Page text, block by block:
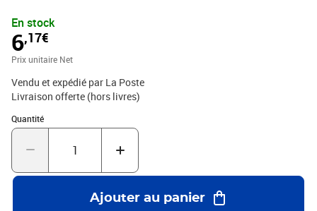
En stock
6,17€
Prix unitaire Net
Vendu et expédié par La Poste
Livraison offerte (hors livres)
Quantité
Quantité : 1
Ajouter au panier